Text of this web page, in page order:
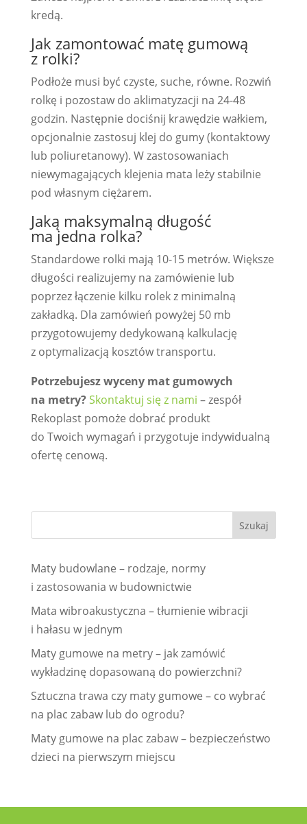
kredą.
Jak zamontować matę gumową
z rolki?
Podłoże musi być czyste, suche, równe. Rozwiń
rolkę i pozostaw do aklimatyzacji na 24-48
godzin. Następnie dociśnij krawędzie wałkiem,
opcjonalnie zastosuj klej do gumy (kontaktowy
lub poliuretanowy). W zastosowaniach
niewymagających klejenia mata leży stabilnie
pod własnym ciężarem.
Jaką maksymalną długość
ma jedna rolka?
Standardowe rolki mają 10-15 metrów. Większe
długości realizujemy na zamówienie lub
poprzez łączenie kilku rolek z minimalną
zakładką. Dla zamówień powyżej 50 mb
przygotowujemy dedykowaną kalkulację
z optymalizacją kosztów transportu.
Potrzebujesz wyceny mat gumowych
na metry?Skontaktuj się z nami – zespół
Rekoplast pomoże dobrać produkt
do Twoich wymagań i przygotuje indywidualną
ofertę cenową.
Maty budowlane – rodzaje, normy
i zastosowania w budownictwie
Mata wibroakustyczna – tłumienie wibracji
i hałasu w jednym
Maty gumowe na metry – jak zamówić
wykładzinę dopasowaną do powierzchni?
Sztuczna trawa czy maty gumowe – co wybrać
na plac zabaw lub do ogrodu?
Maty gumowe na plac zabaw – bezpieczeństwo
dzieci na pierwszym miejscu